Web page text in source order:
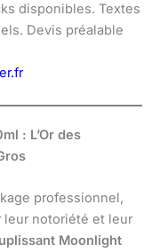
disponibles. Textes
Devis préalable
: L’Or des
professionnel,
notoriété et leur
Moonlight